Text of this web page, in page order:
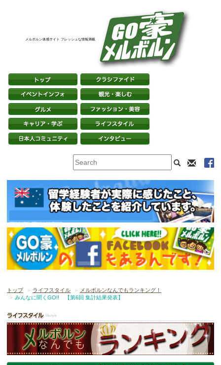
メルボルン体感サイト フレッシュな情報満載
トップ ライフスタイル
メルボルンなんでもランキング！
みんなに聞くGO!! 【第6回 集計結果発表】